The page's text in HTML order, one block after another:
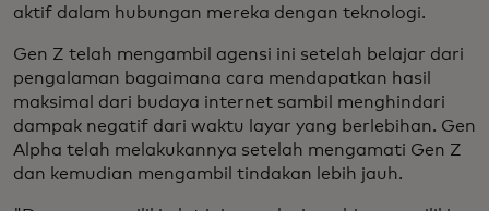
aktif dalam hubungan mereka dengan teknologi.
Gen Z telah mengambil agensi ini setelah belajar dari
pengalaman bagaimana cara mendapatkan hasil
maksimal dari budaya internet sambil menghindari
dampak negatif dari waktu layar yang berlebihan. Gen
Alpha telah melakukannya setelah mengamati Gen Z
dan kemudian mengambil tindakan lebih jauh.